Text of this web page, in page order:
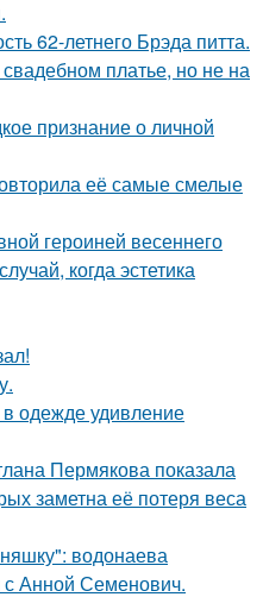
62-летнего Брэда питта.
платье, но не на
признание о личной
её самые смелые
героиней весеннего
когда эстетика
одежде удивление
Пермякова показала
заметна её потеря веса
водонаева
с Анной Семенович.